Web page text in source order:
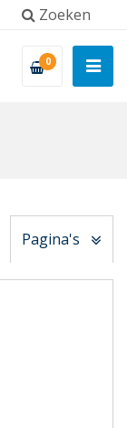
Zoeken
0
Pagina's